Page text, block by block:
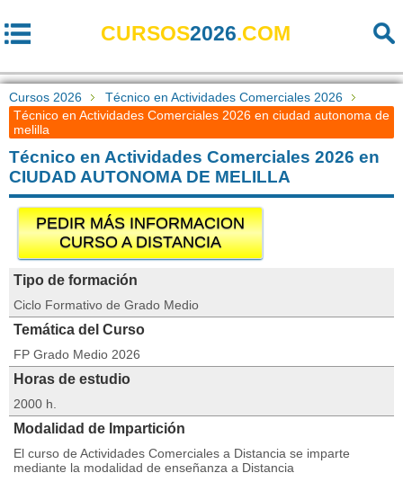
CURSOS2026.COM
Cursos 2026
Técnico en Actividades Comerciales 2026
Técnico en Actividades Comerciales 2026 en ciudad autonoma de
melilla
Técnico en Actividades Comerciales 2026 en
CIUDAD AUTONOMA DE MELILLA
PEDIR MÁS INFORMACION
CURSO A DISTANCIA
Tipo de formación
Ciclo Formativo de Grado Medio
Temática del Curso
FP Grado Medio 2026
Horas de estudio
2000 h.
Modalidad de Impartición
El curso de Actividades Comerciales a Distancia se imparte
mediante la modalidad de enseñanza a Distancia